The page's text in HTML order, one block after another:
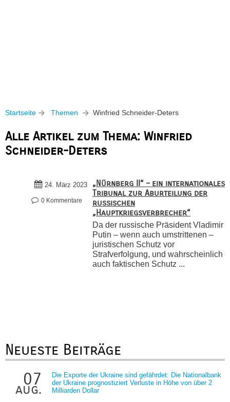
Startseite Themen Winfried Schneider-Deters
Alle Artikel zum Thema: Winfried
Schneider-Deters
24. März 2023
0 Kommentare
„Nürnberg II“ – ein internationales
Tribunal zur Aburteilung der
russischen
„Hauptkriegsverbrecher“
Da der russische Präsident Vladimir
Putin – wenn auch umstrittenen –
juristischen Schutz vor
Strafverfolgung, und wahrscheinlich
auch faktischen Schutz ...
Neueste Beiträge
07
aug.
Die Exporte der Ukraine sind gefährdet: Die Nationalbank
der Ukraine prognostiziert Verluste in Höhe von über 2
Milliarden Dollar